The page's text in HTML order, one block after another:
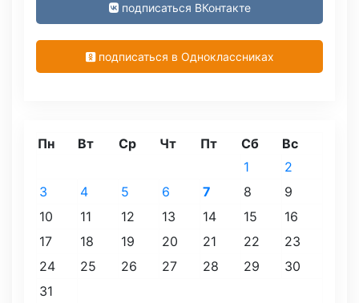
подписаться ВКонтакте
подписаться в Одноклассниках
Пн Вт Ср Чт Пт Сб Вс
1
2
3
4 5 6 7 8
9
10
11 12 13 14 15
16
17
18 19 20 21 22
23
24
25 26 27 28 29
30
31